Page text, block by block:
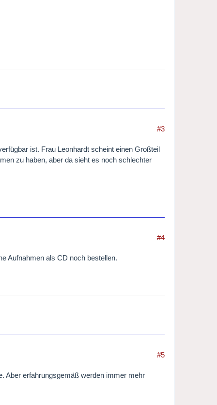
#3
ist. Frau Leonhardt scheint einen Großteil
zu haben, aber da sieht es noch schlechter
#4
Aufnahmen als CD noch bestellen.
#5
Aber erfahrungsgemäß werden immer mehr